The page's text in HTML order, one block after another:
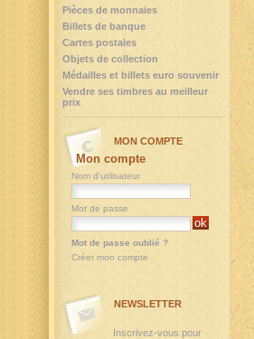
Pièces de monnaies
Billets de banque
Cartes postales
Objets de collection
Médailles et billets euro souvenir
Vendre ses timbres au meilleur
prix
MON COMPTE
Mon compte
Nom d'utilisateur
Mot de passe
Mot de passe oublié ?
Créer mon compte
NEWSLETTER
Inscrivez-vous pour